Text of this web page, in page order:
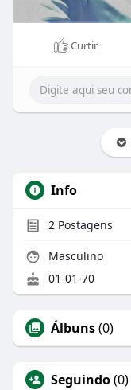
Curtir
Info
2Postagens
Masculino
01-01-70
Álbuns(0)
Seguindo(0)